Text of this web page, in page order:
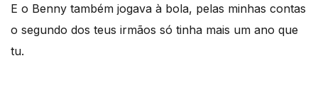
E o Benny também jogava à bola, pelas minhas contas
o segundo dos teus irmãos só tinha mais um ano que
tu.